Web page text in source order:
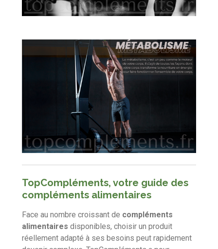
TopCompléments, votre guide des
compléments alimentaires
Face au nombre croissant de compléments
alimentaires disponibles, choisir un produit
réellement adapté à ses besoins peut rapidement